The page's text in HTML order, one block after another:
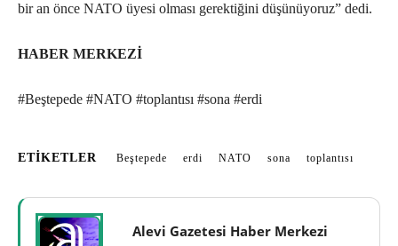
bir an önce NATO üyesi olması gerektiğini düşünüyoruz” dedi.
HABER MERKEZİ
#Beştepede #NATO #toplantısı #sona #erdi
ETIKETLER Beştepede erdi NATO sona toplantısı
Alevi Gazetesi Haber Merkezi